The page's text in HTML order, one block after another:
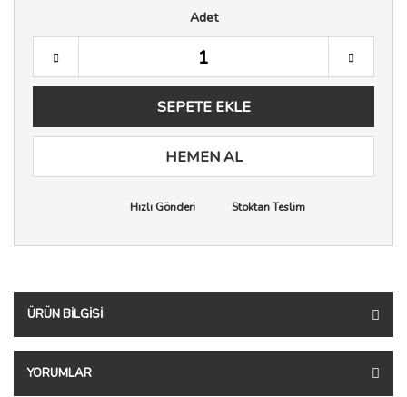
Adet
SEPETE EKLE
HEMEN AL
Hızlı Gönderi Stoktan Teslim
ÜRÜN BILGISI
YORUMLAR